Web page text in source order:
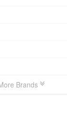
Brands